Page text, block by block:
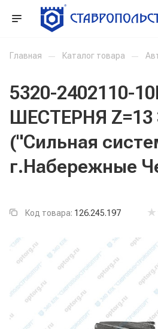
Главная — Каталог товара —
5320-2402110-
ШЕСТЕРНЯ Z=13
("Сильная
г.Набережные
Код товара: 126.245.197